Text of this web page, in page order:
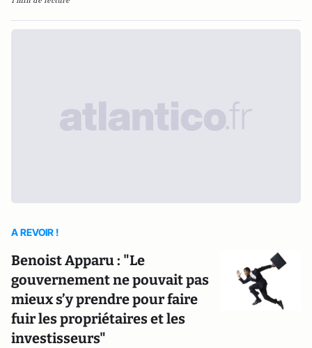
A REVOIR !
Benoist Apparu : "Le
gouvernement ne pouvait pas
mieux s’y prendre pour faire
fuir les propriétaires et les
investisseurs"